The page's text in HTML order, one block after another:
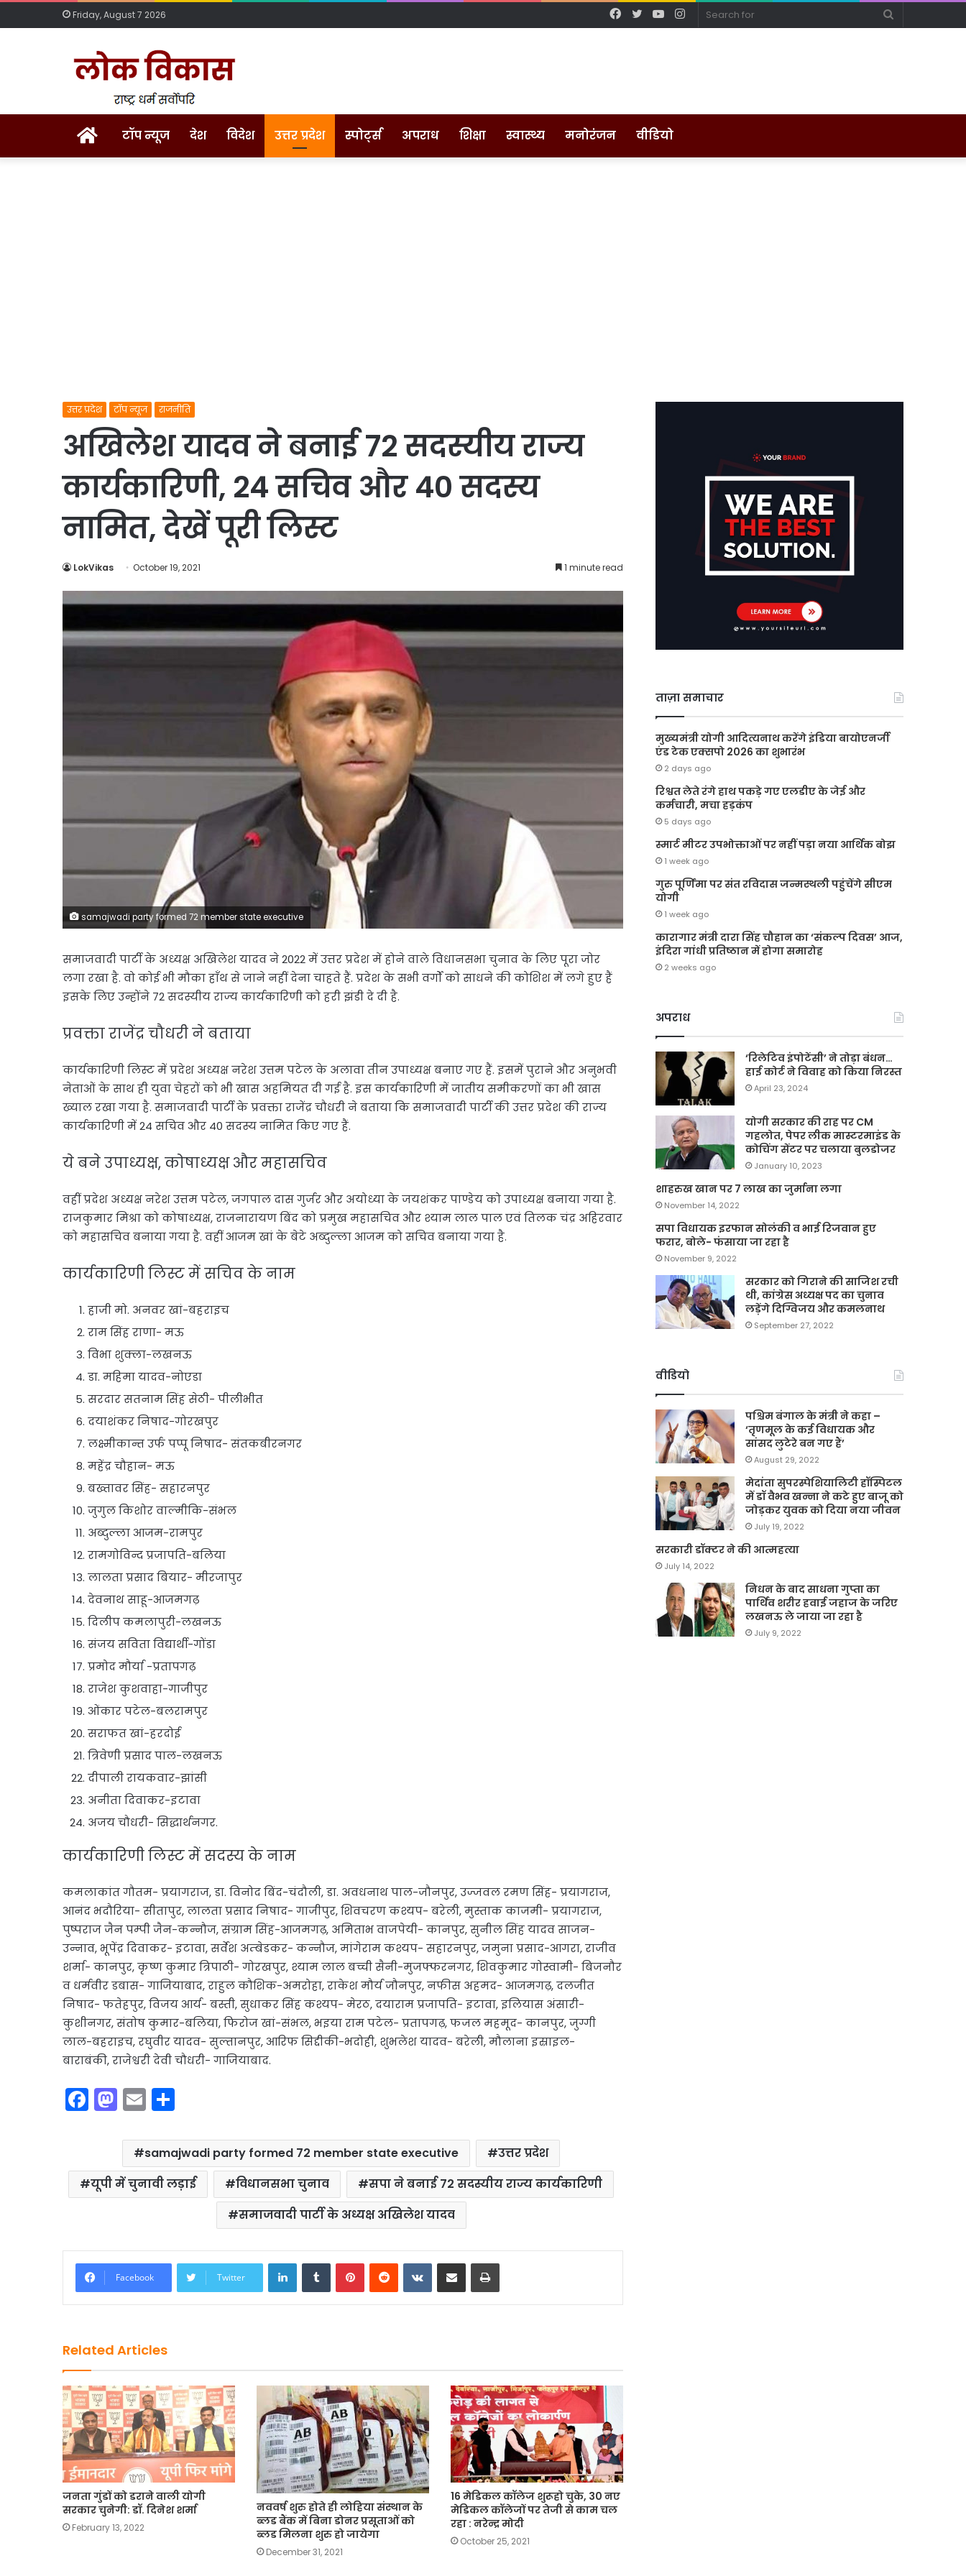
Friday, August 7 2026 Instagram
YouTube
Twitter
Facebook
Homeटॉप न्यूज देश विदेश उत्तर प्रदेश स्पोर्ट्स अपराध शिक्षा स्वास्थ्य मनोरंजन वीडियो
उत्तर प्रदेश टॉप न्यूज राजनीति
अखिलेश यादव ने बनाई 72 सदस्यीय राज्य
कार्यकारिणी, 24 सचिव और 40 सदस्य
नामित, देखें पूरी लिस्ट
LokVikas October 19, 2021 1 minute read
samajwadi party formed 72 member state executive
समाजवादी पार्टी के अध्यक्ष अखिलेश यादव ने 2022 में उत्तर प्रदेश में होने वाले विधानसभा चुनाव के लिए पूरा जोर
लगा रखा है. वो कोई भी मौका हाँथ से जाने नहीं देना चाहते हैं. प्रदेश के सभी वर्गों को साधने की कोशिश में लगे हुए हैं
इसके लिए उन्होंने 72 सदस्यीय राज्य कार्यकारिणी को हरी झंडी दे दी है.
प्रवक्ता राजेंद्र चौधरी ने बताया
कार्यकारिणी लिस्ट में प्रदेश अध्यक्ष नरेश उत्तम पटेल के अलावा तीन उपाध्यक्ष बनाए गए हैं. इसमें पुराने और अनुभवी
नेताओं के साथ ही युवा चेहरों को भी खास अहमियत दी गई है. इस कार्यकारिणी में जातीय समीकरणों का भी खास
ख्याल रखा गया है. समाजवादी पार्टी के प्रवक्ता राजेंद्र चौधरी ने बताया कि समाजवादी पार्टी की उत्तर प्रदेश की राज्य
कार्यकारिणी में 24 सचिव और 40 सदस्य नामित किए गए हैं.
ये बने उपाध्यक्ष, कोषाध्यक्ष और महासचिव
वहीं प्रदेश अध्यक्ष नरेश उत्तम पटेल, जगपाल दास गुर्जर और अयोध्या के जयशंकर पाण्डेय को उपाध्यक्ष बनाया गया है.
राजकुमार मिश्रा को कोषाध्यक्ष, राजनारायण बिंद को प्रमुख महासचिव और श्याम लाल पाल एवं तिलक चंद्र अहिरवार
को महासचिव बनाया गया है. वहीं आजम खां के बेटे अब्दुल्ला आजम को सचिव बनाया गया है.
कार्यकारिणी लिस्ट में सचिव के नाम
हाजी मो. अनवर खां-बहराइच
राम सिंह राणा- मऊ
विभा शुक्ला-लखनऊ
डा. महिमा यादव-नोएडा
सरदार सतनाम सिंह सेठी- पीलीभीत
दयाशंकर निषाद-गोरखपुर
लक्ष्मीकान्त उर्फ पप्पू निषाद- संतकबीरनगर
महेंद्र चौहान- मऊ
बख्तावर सिंह- सहारनपुर
जुगुल किशोर वाल्मीकि-संभल
अब्दुल्ला आजम-रामपुर
रामगोविन्द प्रजापति-बलिया
लालता प्रसाद बियार- मीरजापुर
देवनाथ साहू-आजमगढ़
दिलीप कमलापुरी-लखनऊ
संजय सविता विद्यार्थी-गोंडा
प्रमोद मौर्या -प्रतापगढ़
राजेश कुशवाहा-गाजीपुर
ओंकार पटेल-बलरामपुर
सराफत खां-हरदोई
त्रिवेणी प्रसाद पाल-लखनऊ
दीपाली रायकवार-झांसी
अनीता दिवाकर-इटावा
अजय चौधरी- सिद्धार्थनगर.
कार्यकारिणी लिस्ट में सदस्य के नाम
कमलाकांत गौतम- प्रयागराज, डा. विनोद बिंद-चंदौली, डा. अवधनाथ पाल-जौनपुर, उज्जवल रमण सिंह- प्रयागराज,
आनंद भदौरिया- सीतापुर, लालता प्रसाद निषाद- गाजीपुर, शिवचरण कश्यप- बरेली, मुस्ताक काजमी- प्रयागराज,
पुष्पराज जैन पम्पी जैन-कन्नौज, संग्राम सिंह-आजमगढ़, अमिताभ वाजपेयी- कानपुर, सुनील सिंह यादव साजन-
उन्नाव, भूपेंद्र दिवाकर- इटावा, सर्वेश अम्बेडकर- कन्नौज, मांगेराम कश्यप- सहारनपुर, जमुना प्रसाद-आगरा, राजीव
शर्मा- कानपुर, कृष्ण कुमार त्रिपाठी- गोरखपुर, श्याम लाल बच्ची सैनी-मुजफ्फरनगर, शिवकुमार गोस्वामी- बिजनौर
व धर्मवीर डबास- गाजियाबाद, राहुल कौशिक-अमरोहा, राकेश मौर्य जौनपुर, नफीस अहमद- आजमगढ़, दलजीत
निषाद- फतेहपुर, विजय आर्य- बस्ती, सुधाकर सिंह कश्यप- मेरठ, दयाराम प्रजापति- इटावा, इलियास अंसारी-
कुशीनगर, संतोष कुमार-बलिया, फिरोज खां-संभल, भइया राम पटेल- प्रतापगढ़, फजल महमूद- कानपुर, जुग्गी
लाल-बहराइच, रघुवीर यादव- सुल्तानपुर, आरिफ सिद्दीकी-भदोही, शुभलेश यादव- बरेली, मौलाना इस्राइल-
बाराबंकी, राजेश्वरी देवी चौधरी- गाजियाबाद.
F
a
e
b
k
M
a
st
o
d
E
m
ai
l
ar
e
samajwadi party formed 72 member state executive
उत्तर प्रदेश
यूपी में चुनावी लड़ाई
विधानसभा चुनाव
सपा ने बनाई 72 सदस्यीय राज्य कार्यकारिणी
समाजवादी पार्टी के अध्यक्ष अखिलेश यादव
Facebook Twitter
LinkedInTumblrPinterestReddit VKontakte
Share via Email Print
Related Articles
जनता गुंडों को डराने वाली योगी
सरकार चुनेगी: डॉ. दिनेश शर्मा
February 13, 2022
नववर्ष शुरु होते ही लोहिया संस्थान के
ब्लड बैंक में बिना डोनर प्रसूताओं को
ब्लड मिलना शुरु हो जायेगा
December 31, 2021
16 मेडिकल कॉलेज शुरूहो चुके, 30 नए
मेडिकल कॉलेजों पर तेजी से काम चल
रहा : नरेन्द्र मोदी
October 25, 2021
ताज़ा समाचार
मुख्यमंत्री योगी आदित्यनाथ करेंगे इंडिया बायोएनर्जी
एंड टेक एक्सपो 2026 का शुभारंभ
2 days ago
रिश्वत लेते रंगे हाथ पकड़े गए एलडीए के जेई और
कर्मचारी, मचा हड़कंप
5 days ago
स्मार्ट मीटर उपभोक्ताओं पर नहीं पड़ा नया आर्थिक बोझ
1 week ago
गुरु पूर्णिमा पर संत रविदास जन्मस्थली पहुंचेंगे सीएम
योगी
1 week ago
कारागार मंत्री दारा सिंह चौहान का ‘संकल्प दिवस’ आज,
इंदिरा गांधी प्रतिष्ठान में होगा समारोह
2 weeks ago
अपराध
‘रिलेटिव इंपोटेंसी’ ने तोड़ा बंधन…
हाई कोर्ट ने विवाह को किया निरस्त
April 23, 2024
योगी सरकार की राह पर CM
गहलोत, पेपर लीक मास्टरमाइंड के
कोचिंग सेंटर पर चलाया बुलडोजर
January 10, 2023
शाहरुख खान पर 7 लाख का जुर्माना लगा
November 14, 2022
सपा विधायक इरफान सोलंकी व भाई रिजवान हुए
फरार, बोले- फंसाया जा रहा है
November 9, 2022
सरकार को गिराने की साजिश रची
थी, कांग्रेस अध्यक्ष पद का चुनाव
लड़ेंगे दिग्विजय और कमलनाथ
September 27, 2022
वीडियो
पश्चिम बंगाल के मंत्री ने कहा –
‘तृणमूल के कई विधायक और
सांसद लुटेरे बन गए हैं’
August 29, 2022
मेदांता सुपरस्पेशियालिटी हॉस्पिटल
में डॉ वैभव खन्ना ने कटे हुए बाजू को
जोड़कर युवक को दिया नया जीवन
July 19, 2022
सरकारी डॉक्टर ने की आत्महत्या
July 14, 2022
निधन के बाद साधना गुप्ता का
पार्थिव शरीर हवाई जहाज के जरिए
लखनऊ ले जाया जा रहा है
July 9, 2022